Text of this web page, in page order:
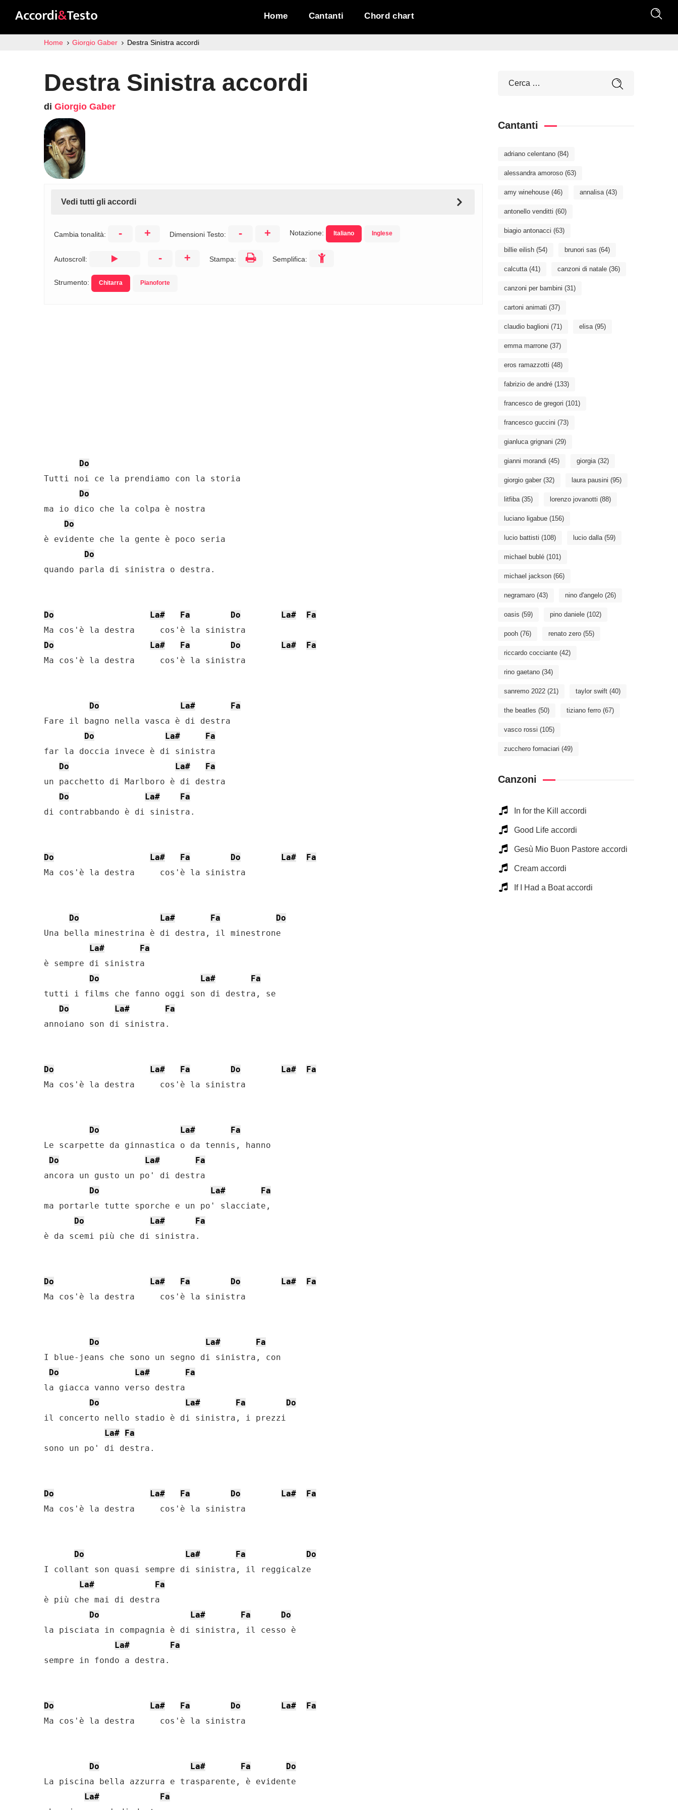
Home Cantanti Chord chart
Home Giorgio Gaber Destra Sinistra accordi
Destra Sinistra accordi
di Giorgio Gaber
Vedi tutti gli accordi
Cambia tonalità: - + Dimensioni Testo: - + Notazione: Italiano Inglese
Autoscroll: - + Stampa: Semplifica:
Strumento: Chitarra Pianoforte
Do
Tutti noi ce la prendiamo con la storia
Do
ma io dico che la colpa è nostra
Do
è evidente che la gente è poco seria
Do
quando parla di sinistra o destra.
Do La# Fa Do La#
Fa
Do
La# Fa Do La#
Fa
Ma cos'è la destra     cos'è la sinistra
Do La#
Fa
Fare il bagno nella vasca è di destra
Do
La#
Fa
far la doccia invece è di sinistra
Do
La#
Fa
un pacchetto di Marlboro è di destra
Do
La#
Fa
di contrabbando è di sinistra.
Do La# Fa Do La#
Fa
Ma cos'è la destra     cos'è la sinistra
Do La# Fa
Do
Una bella minestrina è di destra, il minestrone
La#
Fa
è sempre di sinistra
Do
La#
Fa
tutti i films che fanno oggi son di destra, se
Do
La#
Fa
annoiano son di sinistra.
Do La# Fa Do La#
Fa
Ma cos'è la destra     cos'è la sinistra
Do La#
Fa
Le scarpette da ginnastica o da tennis, hanno
Do
La#
Fa
ancora un gusto un po' di destra
Do
La#
Fa
ma portarle tutte sporche e un po' slacciate,
Do
La#
Fa
è da scemi più che di sinistra.
Do La# Fa Do La#
Fa
Ma cos'è la destra     cos'è la sinistra
Do La#
Fa
I blue-jeans che sono un segno di sinistra, con
Do
La#
Fa
la giacca vanno verso destra
Do
La# Fa
Do
il concerto nello stadio è di sinistra, i prezzi
La# Fa
sono un po' di destra.
Do La# Fa Do La#
Fa
Ma cos'è la destra     cos'è la sinistra
Do La# Fa
Do
I collant son quasi sempre di sinistra, il reggicalze
La#
Fa
è più che mai di destra
Do
La# Fa
Do
la pisciata in compagnia è di sinistra, il cesso è
La#
Fa
sempre in fondo a destra.
Do La# Fa Do La#
Fa
Ma cos'è la destra     cos'è la sinistra
Do La# Fa
Do
La piscina bella azzurra e trasparente, è evidente
La#
Fa
Cantanti
adriano celentano (84)
alessandra amoroso (63)
amy winehouse (46) annalisa(43)
antonello venditti (60)
biagio antonacci (63)
billie eilish (54) brunori sas (64)
calcutta(41) canzoni di natale (36)
canzoni per bambini (31)
cartoni animati (37)
claudio baglioni (71) elisa(95)
emma marrone (37)
eros ramazzotti (48)
fabrizio de andré (133)
francesco de gregori (101)
francesco guccini (73)
gianluca grignani (29)
gianni morandi (45) giorgia(32)
giorgio gaber (32) laura pausini (95)
litfiba(35) lorenzo jovanotti (88)
luciano ligabue (156)
lucio battisti (108) lucio dalla(59)
michael bublé (101)
michael jackson (66)
negramaro (43) nino d'angelo (26)
oasis (59) pino daniele (102)
pooh (76) renato zero (55)
riccardo cocciante (42)
rino gaetano (34)
sanremo 2022 (21) taylor swift (40)
the beatles (50) tiziano ferro (67)
vasco rossi (105)
zucchero fornaciari (49)
Canzoni
In for the Kill accordi
Good Life accordi
Gesù Mio Buon Pastore accordi
Cream accordi
If I Had a Boat accordi